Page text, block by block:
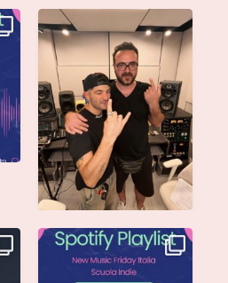
Siamo entusiasti di
annunciare che
@moseofficial
Nuova Follia è finalmente
vostra e sta già